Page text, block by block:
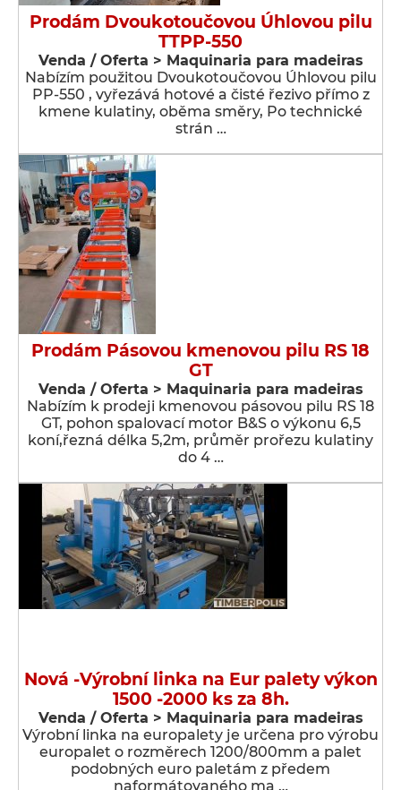
Prodám Dvoukotoučovou Úhlovou pilu
TTPP-550
Venda / Oferta > Maquinaria para madeiras
Nabízím použitou Dvoukotoučovou Úhlovou pilu
PP-550 , vyřezává hotové a čisté řezivo přímo z
kmene kulatiny, oběma směry, Po technické
strán …
Prodám Pásovou kmenovou pilu RS 18
GT
Venda / Oferta > Maquinaria para madeiras
Nabízím k prodeji kmenovou pásovou pilu RS 18
GT, pohon spalovací motor B&S o výkonu 6,5
koní,řezná délka 5,2m, průměr prořezu kulatiny
do 4 …
Nová -Výrobní linka na Eur palety výkon
1500 -2000 ks za 8h.
Venda / Oferta > Maquinaria para madeiras
Výrobní linka na europalety je určena pro výrobu
europalet o rozměrech 1200/800mm a palet
podobných euro paletám z předem
naformátovaného ma …